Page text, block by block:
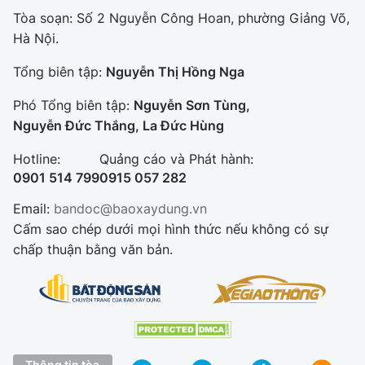
Tòa soạn: Số 2 Nguyễn Công Hoan, phường Giảng Võ,
Hà Nội.
Tổng biên tập: Nguyễn Thị Hồng Nga
Phó Tổng biên tập: Nguyễn Sơn Tùng,
Nguyễn Đức Thắng, La Đức Hùng
Hotline:
0901 514 799
Quảng cáo và Phát hành:
0915 057 282
Email: bandoc@baoxaydung.vn
Cấm sao chép dưới mọi hình thức nếu không có sự
chấp thuận bằng văn bản.